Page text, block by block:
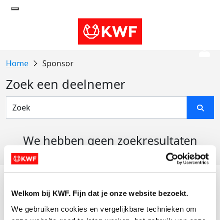
Welkom bij KWF. Fijn dat je onze website bezoekt.
We gebruiken cookies en vergelijkbare technieken om
Sponsor
Zoek een deelnemer
We hebben geen zoekresultaten
Actiematerialen
Evenementen